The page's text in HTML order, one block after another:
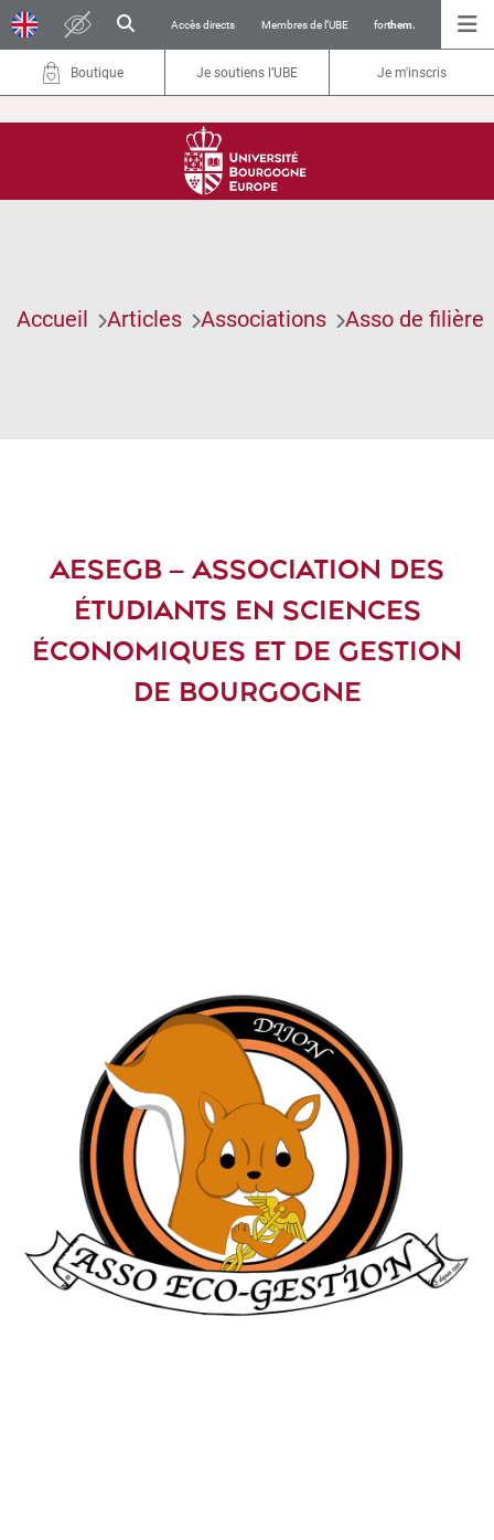
Accès directs Membres de l’UBE forthem.
Boutique Je soutiens l’UBE Je m'inscris
Accueil Articles Associations Asso de filière
AESEGB – ASSOCIATION DES
ÉTUDIANTS EN SCIENCES
ÉCONOMIQUES ET DE GESTION
DE BOURGOGNE